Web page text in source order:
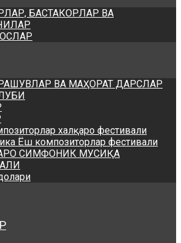
БАСТАКОРЛАР ВА
ВА МАҲОРАТ ДАРСЛАР
халқаро фестивали
Ёш композиторлар фестивали
СИМФОНИК МУСИҚА